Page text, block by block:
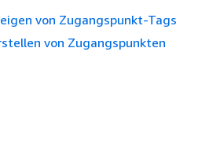
von Zugangspunkt-Tags
von Zugangspunkten